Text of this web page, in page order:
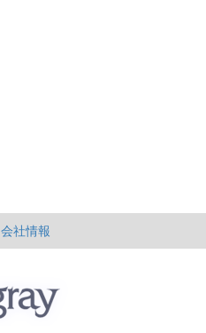
会社情報